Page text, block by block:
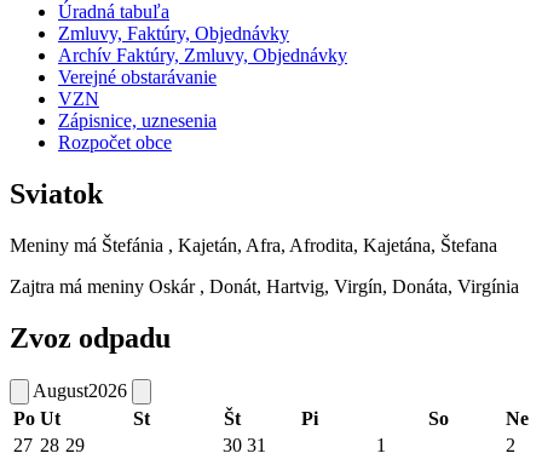
Úradná tabuľa
Zmluvy, Faktúry, Objednávky
Archív Faktúry, Zmluvy, Objednávky
Verejné obstarávanie
VZN
Zápisnice, uznesenia
Rozpočet obce
Sviatok
Meniny má Štefánia , Kajetán, Afra, Afrodita, Kajetána, Štefana
Zajtra má meniny Oskár , Donát, Hartvig, Virgín, Donáta, Virgínia
Zvoz odpadu
August2026
Po Ut St Št Pi So
Ne
27 28 29 30 31 1 2